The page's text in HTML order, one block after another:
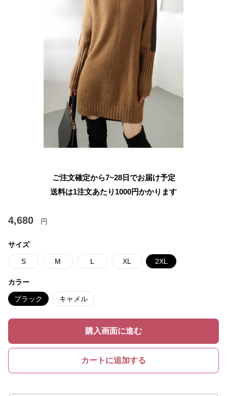
ご注文確定から7~28日でお届け予定
送料は1注文あたり 1000円かかります
4,680 円
サイズ
S M L XL 2XL
カラー
ブラック キャメル
購入画面に進む
カートに追加する